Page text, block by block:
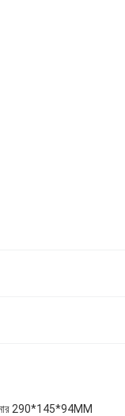
290*145*94MM